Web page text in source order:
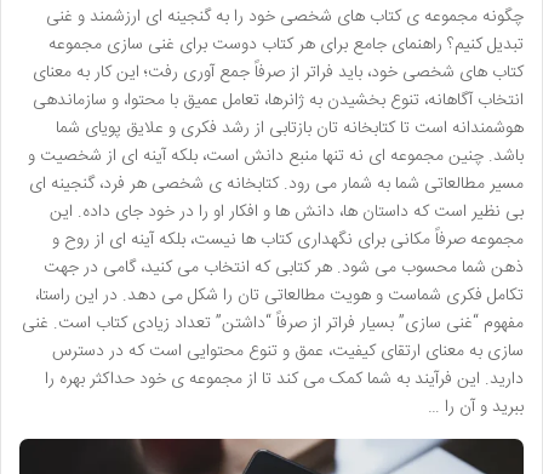
چگونه مجموعه ی کتاب های شخصی خود را به گنجینه ای ارزشمند و غنی
تبدیل کنیم؟ راهنمای جامع برای هر کتاب دوست برای غنی سازی مجموعه
کتاب های شخصی خود، باید فراتر از صرفاً جمع آوری رفت؛ این کار به معنای
انتخاب آگاهانه، تنوع بخشیدن به ژانرها، تعامل عمیق با محتوا، و سازماندهی
هوشمندانه است تا کتابخانه تان بازتابی از رشد فکری و علایق پویای شما
باشد. چنین مجموعه ای نه تنها منبع دانش است، بلکه آینه ای از شخصیت و
مسیر مطالعاتی شما به شمار می رود. کتابخانه ی شخصی هر فرد، گنجینه ای
بی نظیر است که داستان ها، دانش ها و افکار او را در خود جای داده. این
مجموعه صرفاً مکانی برای نگهداری کتاب ها نیست، بلکه آینه ای از روح و
ذهن شما محسوب می شود. هر کتابی که انتخاب می کنید، گامی در جهت
تکامل فکری شماست و هویت مطالعاتی تان را شکل می دهد. در این راستا،
مفهوم “غنی سازی” بسیار فراتر از صرفاً “داشتن” تعداد زیادی کتاب است. غنی
سازی به معنای ارتقای کیفیت، عمق و تنوع محتوایی است که در دسترس
دارید. این فرآیند به شما کمک می کند تا از مجموعه ی خود حداکثر بهره را
ببرید و آن را …